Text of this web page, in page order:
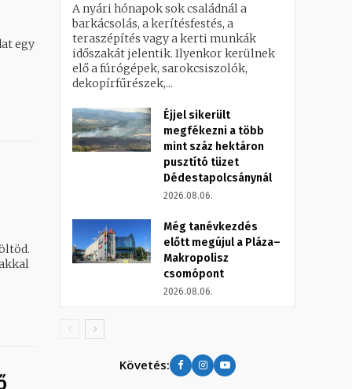
egy
A nyári hónapok sok családnál a
barkácsolás, a kerítésfestés, a
teraszépítés vagy a kerti munkák
időszakát jelentik. Ilyenkor kerülnek
elő a fúrógépek, sarokcsiszolók,
dekopírfűrészek,...
Éjjel sikerült
megfékezni a több
mint száz hektáron
pusztító tüzet
Dédestapolcsánynál
2026.08.06.
Még tanévkezdés
előtt megújul a Pláza–
Makropolisz
csomópont
2026.08.06.
Követés: